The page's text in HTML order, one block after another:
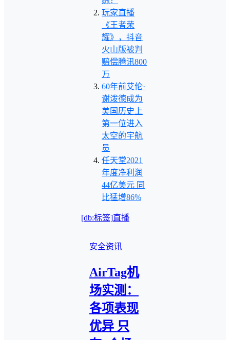
玩家直播
《王者荣
耀》，抖音
火山版被判
赔偿腾讯800
万
60年前艾伦·
谢泼德成为
美国历史上
第一位进入
太空的宇航
员
任天堂2021
年度净利润
44亿美元 同
比猛增86%
[db:标签]直播
安全资讯
AirTag机
场实测：
各项表现
优异 只